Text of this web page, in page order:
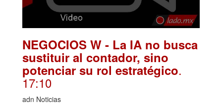
NEGOCIOS W - La IA no busca
sustituir al contador, sino
potenciar su rol estratégico.
17:10
adn Noticias